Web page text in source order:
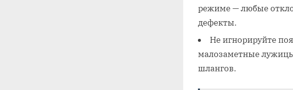
режиме — любые
дефекты.
Не игнорируйте
малозаметные
шлангов.